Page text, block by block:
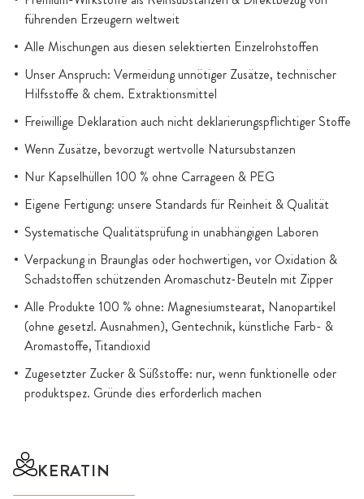
führenden Erzeugern weltweit
Alle Mischungen aus diesen selektierten Einzelrohstoffen
Unser Anspruch: Vermeidung unnötiger Zusätze, technischer
Hilfsstoffe & chem. Extraktionsmittel
Freiwillige Deklaration auch nicht deklarierungspflichtiger Stoffe
Wenn Zusätze, bevorzugt wertvolle Natursubstanzen
Nur Kapselhüllen 100 % ohne Carrageen & PEG
Eigene Fertigung: unsere Standards für Reinheit & Qualität
Systematische Qualitätsprüfung in unabhängigen Laboren
Verpackung in Braunglas oder hochwertigen, vor Oxidation &
Schadstoffen schützenden Aromaschutz-Beuteln mit Zipper
Alle Produkte 100 % ohne: Magnesiumstearat, Nanopartikel
(ohne gesetzl. Ausnahmen), Gentechnik, künstliche Farb- &
Aromastoffe, Titandioxid
Zugesetzter Zucker & Süßstoffe: nur, wenn funktionelle oder
produktspez. Gründe dies erforderlich machen
KERATIN